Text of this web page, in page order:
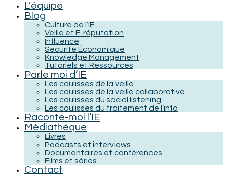
L’équipe
Blog
Culture de l’IE
Veille et E-réputation
Influence
Sécurité Économique
Knowledge Management
Tutoriels et Ressources
Parle moi d’IE
Les coulisses de la veille
Les coulisses de la veille collaborative
Les coulisses du social listening
Les coulisses du traitement de l’info
Raconte-moi l’IE
Médiathèque
Livres
Podcasts et interviews
Documentaires et conférences
Films et séries
Contact